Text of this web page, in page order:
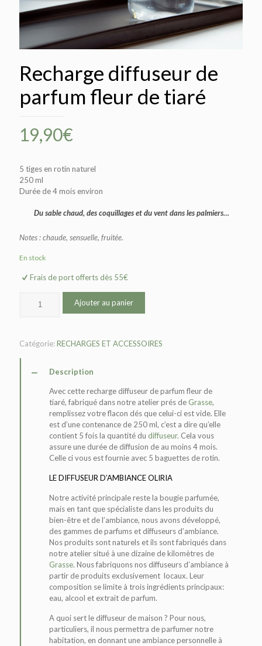
Recharge diffuseur de
parfum fleur de tiaré
19,90€
5 tiges en rotin naturel
250 ml
Durée de 4 mois environ
Du sable chaud, des coquillages et du vent dans les palmiers…
Notes : chaude, sensuelle, fruitée.
En stock
Frais de port offerts dès 55€
Ajouter au panier
Catégorie:RECHARGES ET ACCESSOIRES
Description
Avec cette recharge diffuseur de parfum fleur de
tiaré, fabriqué dans notre atelier prés de Grasse,
remplissez votre flacon dés que celui-ci est vide. Elle
est d’une contenance de 250 ml, c’est a dire qu’elle
contient 5 fois la quantité du diffuseur. Cela vous
assure une durée de diffusion de au moins 4 mois.
Celle ci vous est fournie avec 5 baguettes de rotin.
LE DIFFUSEUR D’AMBIANCE OLIRIA
Notre activité principale reste la bougie parfumée,
mais en tant que spécialiste dans les produits du
bien-être et de l’ambiance, nous avons développé,
des gammes de parfums et diffuseurs d’ambiance.
Nos produits sont naturels et ils sont fabriqués dans
notre atelier situé à une dizaine de kilomètres de
Grasse. Nous fabriquons nos diffuseurs d’ambiance à
partir de produits exclusivement locaux. Leur
composition se limite à trois ingrédients principaux:
eau, alcool et extrait de parfum.
A quoi sert le diffuseur de maison ? Pour nous,
particuliers, il nous permettra de parfumer notre
habitation, en donnant une ambiance personnelle à